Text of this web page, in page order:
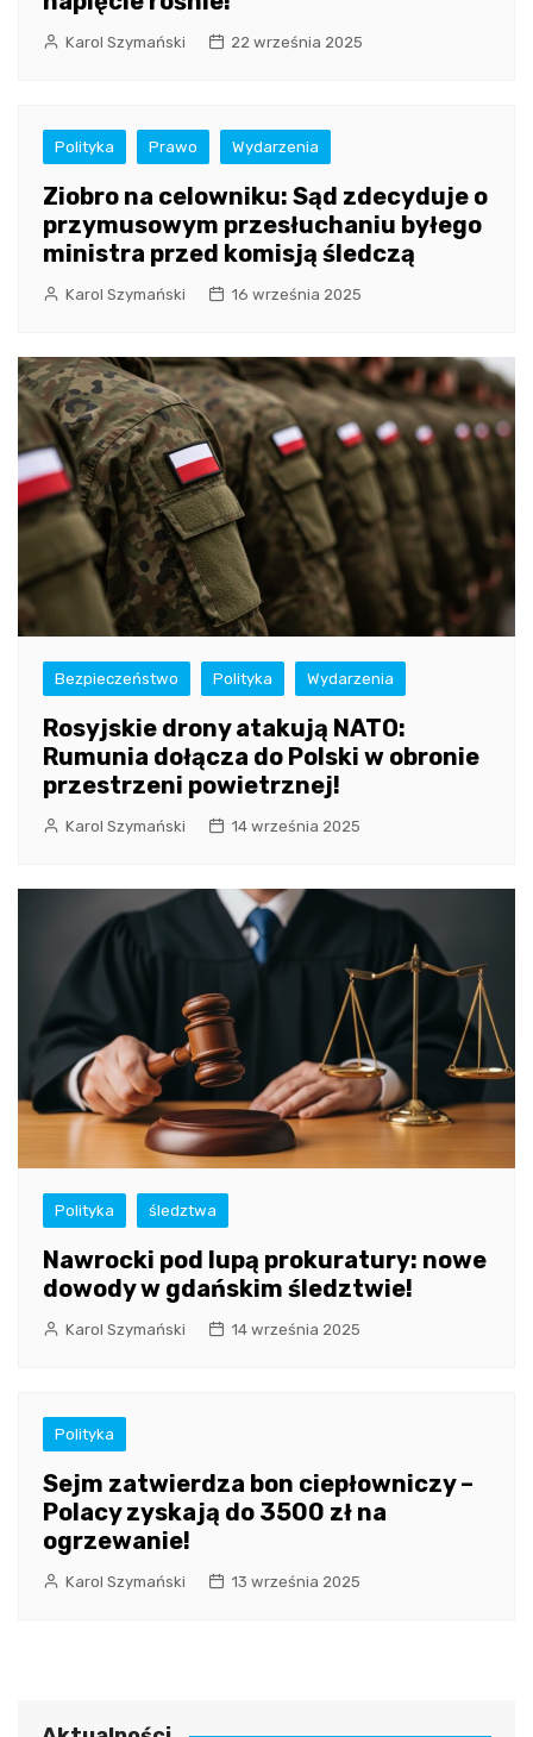
Karol Szymański 22 września 2025
Polityka Prawo Wydarzenia
Ziobro na celowniku: Sąd zdecyduje o
przymusowym przesłuchaniu byłego
ministra przed komisją śledczą
Karol Szymański 16 września 2025
Bezpieczeństwo Polityka Wydarzenia
Rosyjskie drony atakują NATO:
Rumunia dołącza do Polski w obronie
przestrzeni powietrznej!
Karol Szymański 14 września 2025
Polityka śledztwa
Nawrocki pod lupą prokuratury: nowe
dowody w gdańskim śledztwie!
Karol Szymański 14 września 2025
Polityka
Sejm zatwierdza bon ciepłowniczy –
Polacy zyskają do 3500 zł na
ogrzewanie!
Karol Szymański 13 września 2025